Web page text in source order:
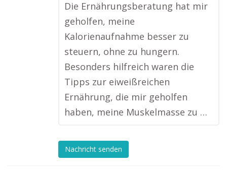
Die Ernährungsberatung hat mir
geholfen, meine
Kalorienaufnahme besser zu
steuern, ohne zu hungern.
Besonders hilfreich waren die
Tipps zur eiweißreichen
Ernährung, die mir geholfen
haben, meine Muskelmasse zu …
Nachricht senden